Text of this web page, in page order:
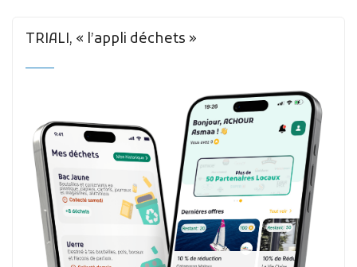
TRIALI, « l’appli déchets »